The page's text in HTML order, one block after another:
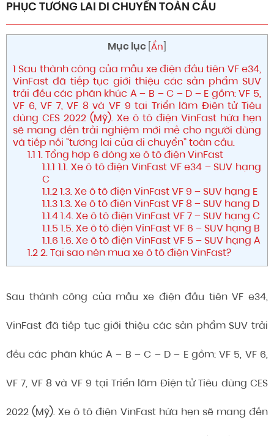
PHỤC TƯƠNG LAI DI CHUYỂN TOÀN CẦU
Mục lục Ẩn
Sau thành công của mẫu xe điện đầu tiên VF e34,
VinFast đã tiếp tục giới thiệu các sản phẩm SUV
trải đều các phân khúc A – B – C – D – E gồm: VF 5,
VF 6, VF 7, VF 8 và VF 9 tại Triển lãm Điện tử Tiêu
dùng CES 2022 (Mỹ). Xe ô tô điện VinFast hứa hẹn
sẽ mang đến trải nghiệm mới mẻ cho người dùng
và tiếp nối “tương lai của di chuyển” toàn cầu.
1.1
1. Tổng hợp 6 dòng xe ô tô điện VinFast
1.1.1
1.1. Xe ô tô điện VinFast VF e34 – SUV hạng
C
1.1.2 1.3. Xe ô tô điện VinFast VF 9 – SUV hạng E
1.1.3 1.3. Xe ô tô điện VinFast VF 8 – SUV hạng D
1.1.4 1.4. Xe ô tô điện VinFast VF 7 – SUV hạng C
1.1.5 1.5. Xe ô tô điện VinFast VF 6 – SUV hạng B
1.1.6 1.6. Xe ô tô điện VinFast VF 5 – SUV hạng A
1.2 2. Tại sao nên mua xe ô tô điện VinFast?
Sau thành công của mẫu xe điện đầu tiên VF e34,
VinFast đã tiếp tục giới thiệu các sản phẩm SUV trải
đều các phân khúc A – B – C – D – E gồm: VF 5, VF 6,
VF 7, VF 8 và VF 9 tại Triển lãm Điện tử Tiêu dùng CES
2022 (Mỹ). Xe ô tô điện VinFast hứa hẹn sẽ mang đến